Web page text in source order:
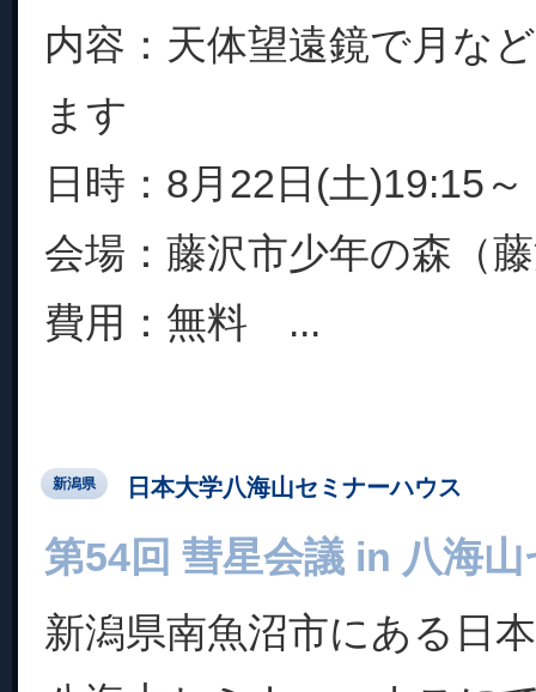
内容：天体望遠鏡で月な
ます
日時：8月22日(土)19:15
会場：藤沢市少年の森（
費用：無料 ...
新潟県 日本大学八海山セミナーハウス
第54回 彗星会議 in 八海
新潟県南魚沼市にある日